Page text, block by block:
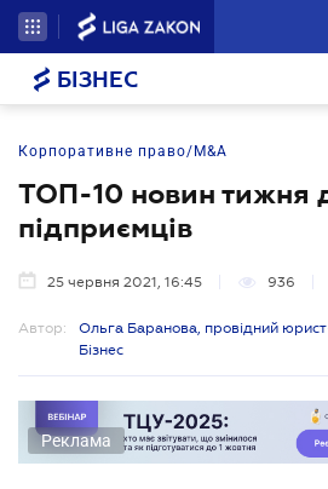
БІЗНЕС
Корпоративне право/M&A
ТОП-10 новин тижня
підприємців
25 червня 2021, 16:45 936
Автор:
Ольга Баранова, провідний
Бізнес
Реклама